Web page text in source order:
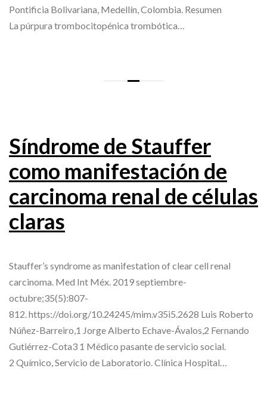
Pontificia Bolivariana, Medellín, Colombia. Resumen
La púrpura trombocitopénica trombótica…
Síndrome de Stauffer
como manifestación de
carcinoma renal de células
claras
Stauffer’s syndrome as manifestation of clear cell renal
carcinoma. Med Int Méx. 2019 septiembre-
octubre;35(5):807-
812. https://doi.org/10.24245/mim.v35i5.2628 Luis Roberto
Núñez-Barreiro,1 Jorge Alberto Echave-Ávalos,2 Fernando
Gutiérrez-Cota3 1 Médico pasante de servicio social.
2 Químico, Servicio de Laboratorio. Clínica Hospital…